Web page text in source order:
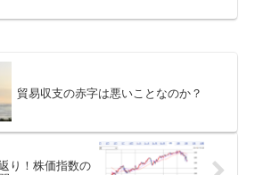
貿易収支の赤字は悪いことなのか？
り！株価指数の